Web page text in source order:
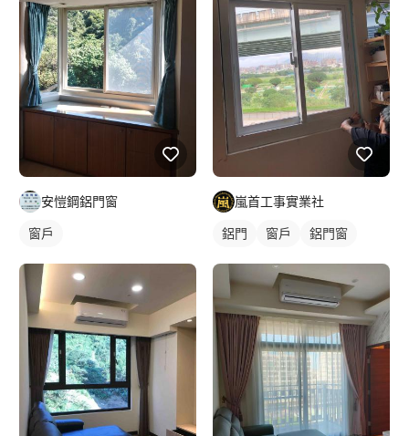
安愷鋼鋁門窗
窗戶
嵐首工事實業社
鋁門 窗戶 鋁門窗